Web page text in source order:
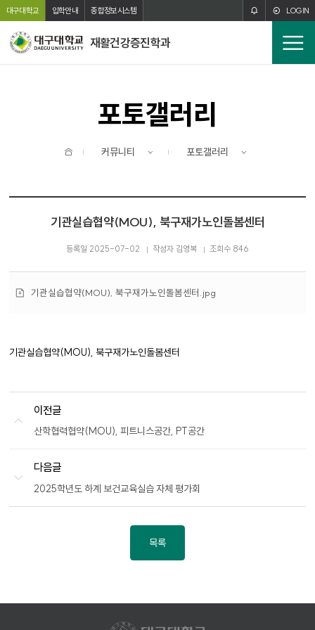
본문 바로가기
주메뉴 바로가기
대구대학교 입학안내 종합정보시스템 LOGIN
재활건강증진학과
전
체
포토갤러리
커뮤니티 포토갤러리
기관실습협약(MOU), 북구재가노인돌봄센터
등록일 2025-07-02 작성자 김영복 조회수 846
첨
기관실습협약(MOU), 북구재가노인돌봄센터.jpg
기관실습협약(MOU), 북구재가노인돌봄센터
이전글
산학협력협약(MOU), 피트니스공간, PT공간
다음글
2025학년도 하계 보건교육실습 자체 평가회
목록